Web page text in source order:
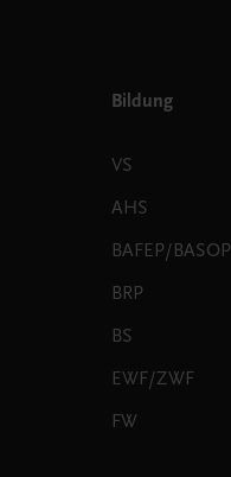
Bildung
VS
AHS
BAFEP/BASOP
BRP
BS
EWF/ZWF
FW